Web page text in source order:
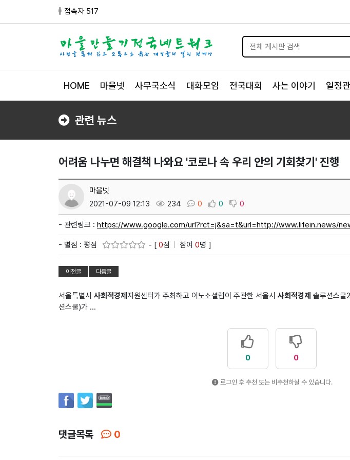
접속자 517
HOME 마을넷 사무국소식 대화모임 전국대회 사는 이야기 일정
관련 뉴스
어려움 나누면 해결책 나와요 '코로나 속 우리 안의 기회찾기' 진행
마을넷
2021-07-09 12:13
234 0 0 0
- 관련링크 : https://www.google.com/url?rct=j&sa=t&url=http://www.lifein.news/
- 별점 : 평점 - [ 0점 참여 0명 ]
이전글 다음글
서울특별시 사회적경제 지원센터가 주최하고 이노소셜랩이 주관한 서울시 사회적경제 솔루션스쿨
션스쿨)가 ...
0 0
로그인 후 추천 또는 비추천하실 수 있습니다.
댓글목록 0